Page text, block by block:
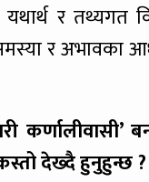
र तथ्यगत
र अभावका
देख्दै हुनुहुन्छ ?